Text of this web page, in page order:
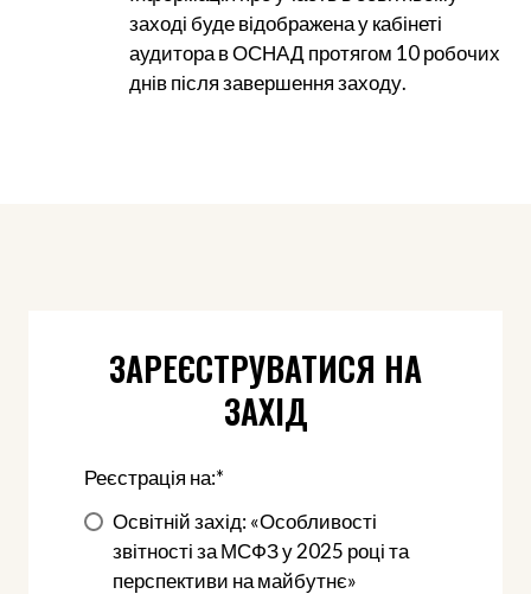
заході буде відображена у кабінеті
аудитора в ОСНАД протягом 10 робочих
днів після завершення заходу.
ЗАРЕЄСТРУВАТИСЯ НА
ЗАХІД
Реєстрація на:*
Освітній захід: «Особливості
звітності за МСФЗ у 2025 році та
перспективи на майбутнє»